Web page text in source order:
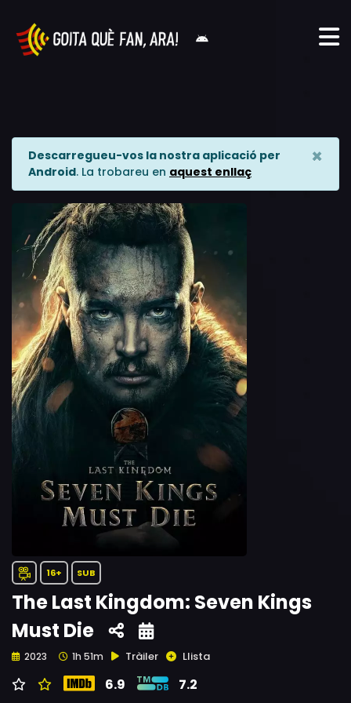
Descarregueu-vos la nostra aplicació per
Android. La trobareu en aquest enllaç
×
16+ SUB
The Last Kingdom: Seven Kings
Must Die
2023 1h 51m Tràiler Llista
6.9 7.2